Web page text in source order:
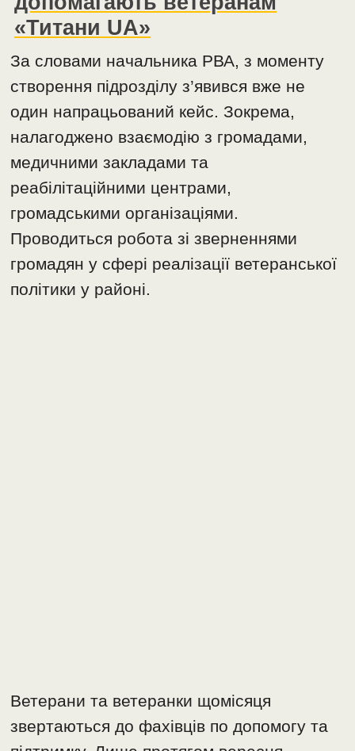
«Титани UA»
За словами начальника РВА, з моменту
створення підрозділу з’явився вже не
один напрацьований кейс. Зокрема,
налагоджено взаємодію з громадами,
медичними закладами та
реабілітаційними центрами,
громадськими організаціями.
Проводиться робота зі зверненнями
громадян у сфері реалізації ветеранської
політики у районі.
Ветерани та ветеранки щомісяця
звертаються до фахівців по допомогу та